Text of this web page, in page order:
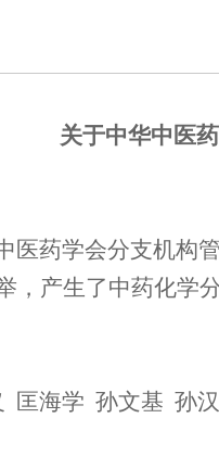
关于中华中医
医药学会分支机构
，产生了中药化学
匡海学 孙文基 孙